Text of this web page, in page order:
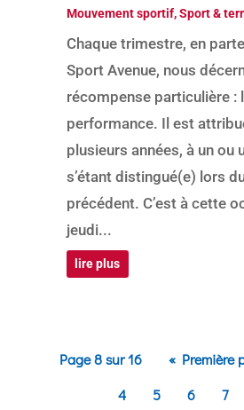
Mouvement sportif,Sport &
Chaque trimestre, en
Sport Avenue, nous
récompense particulière :
performance. Il est
plusieurs années, à un ou
s’étant distingué(e) lors
précédent. C’est à cette
jeudi...
lire plus
Page 8 sur 16 « Première
4
5 6 7